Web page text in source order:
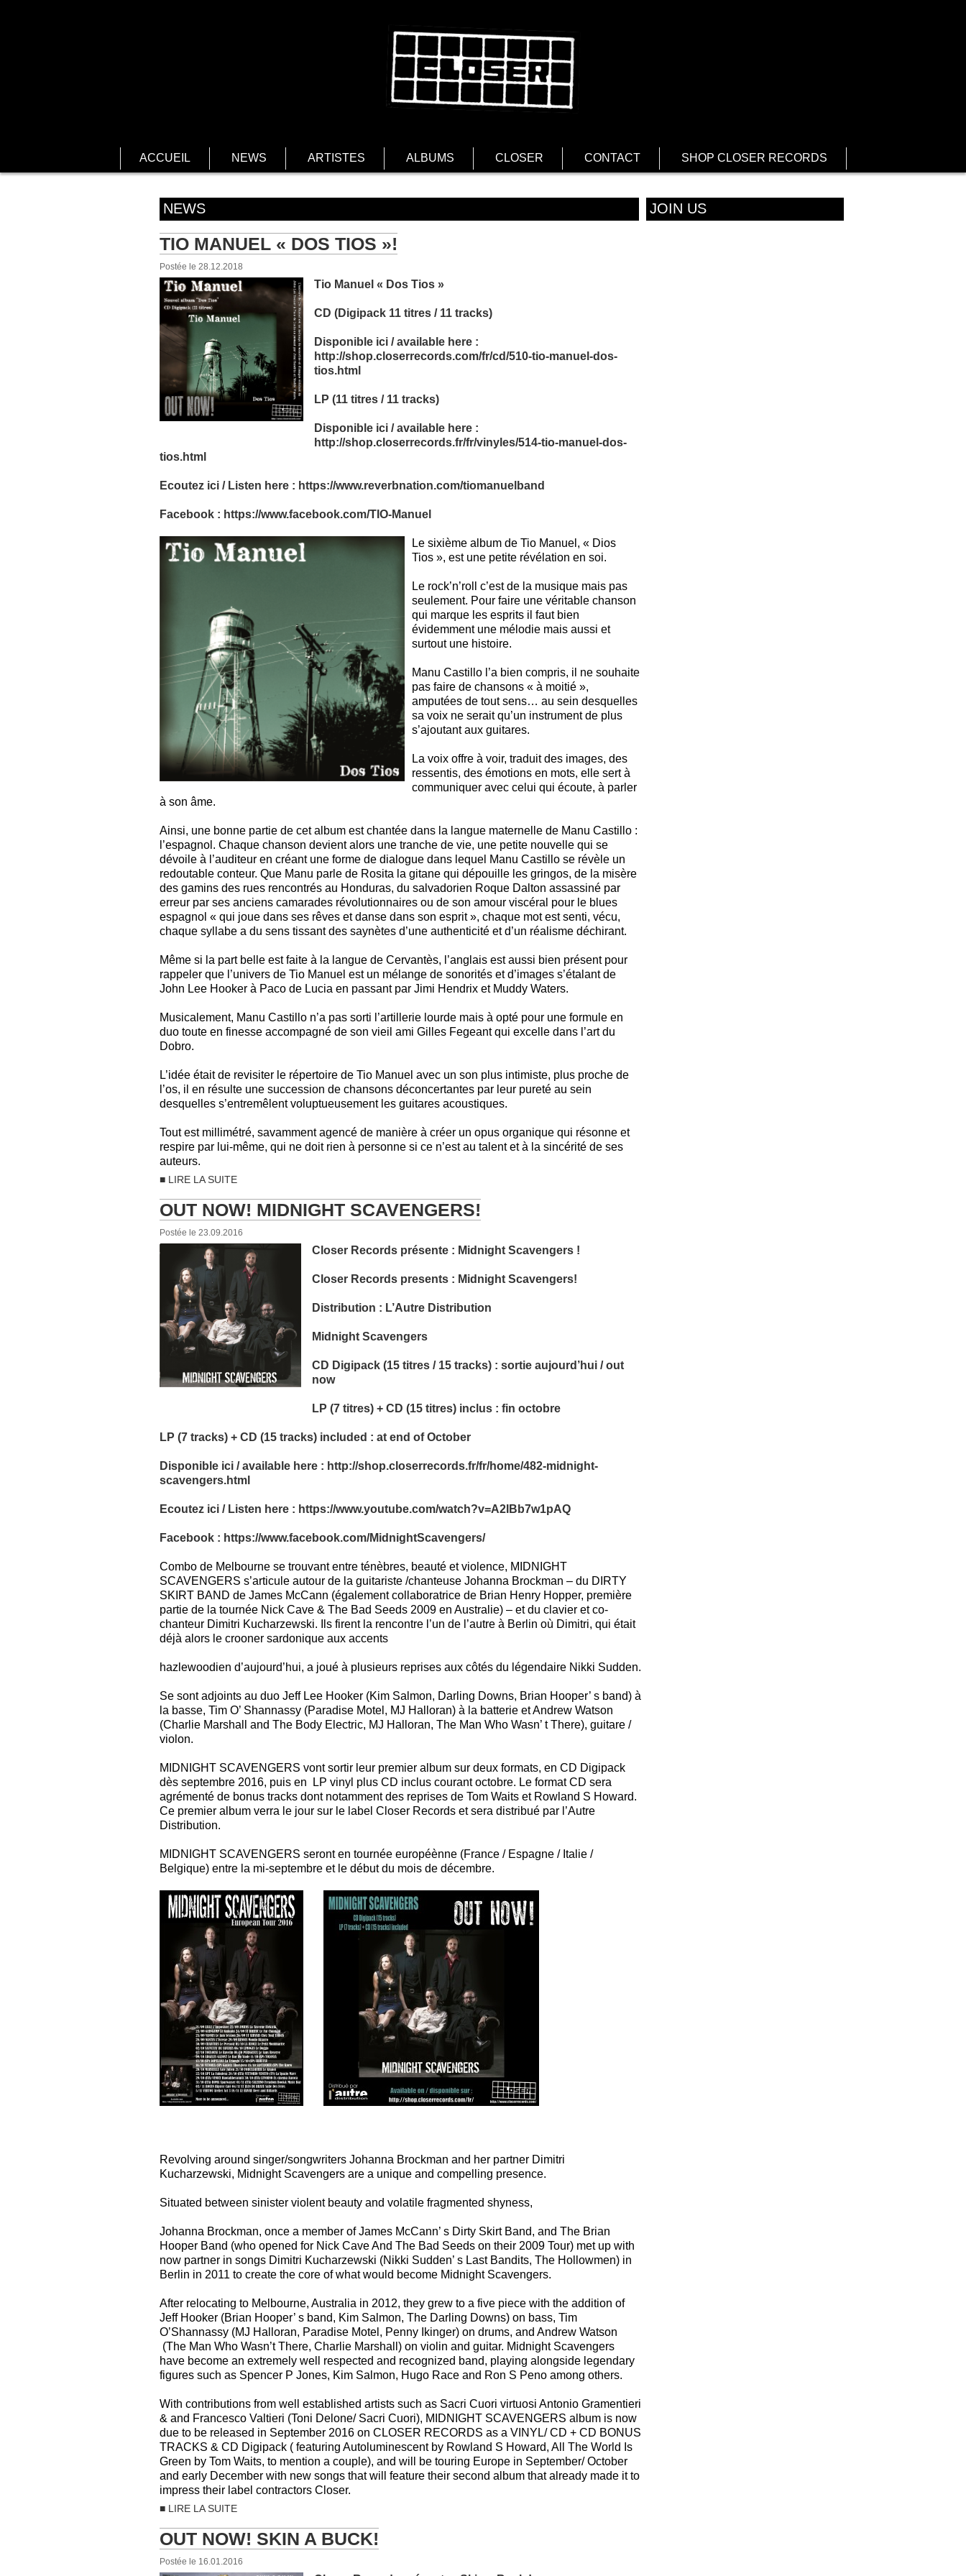
ACCUEIL NEWS ARTISTES ALBUMS CLOSER CONTACT SHOP CLOSER RECORDS
NEWS
TIO MANUEL « DOS TIOS »!
Postée le 28.12.2018
Tio Manuel « Dos Tios »
CD (Digipack 11 titres / 11 tracks)
Disponible ici / available here :
http://shop.closerrecords.com/fr/cd/510-tio-manuel-dos-
tios.html
LP (11 titres / 11 tracks)
Disponible ici / available here :
http://shop.closerrecords.fr/fr/vinyles/514-tio-manuel-dos-
tios.html
Ecoutez ici / Listen here : https://www.reverbnation.com/tiomanuelband
Facebook : https://www.facebook.com/TIO-Manuel
Le sixième album de Tio Manuel, « Dios
Tios », est une petite révélation en soi.
Le rock’n’roll c’est de la musique mais pas
seulement. Pour faire une véritable chanson
qui marque les esprits il faut bien
évidemment une mélodie mais aussi et
surtout une histoire.
Manu Castillo l’a bien compris, il ne souhaite
pas faire de chansons « à moitié »,
amputées de tout sens… au sein desquelles
sa voix ne serait qu’un instrument de plus
s’ajoutant aux guitares.
La voix offre à voir, traduit des images, des
ressentis, des émotions en mots, elle sert à
communiquer avec celui qui écoute, à parler
à son âme.
Ainsi, une bonne partie de cet album est chantée dans la langue maternelle de Manu Castillo :
l’espagnol. Chaque chanson devient alors une tranche de vie, une petite nouvelle qui se
dévoile à l’auditeur en créant une forme de dialogue dans lequel Manu Castillo se révèle un
redoutable conteur. Que Manu parle de Rosita la gitane qui dépouille les gringos, de la misère
des gamins des rues rencontrés au Honduras, du salvadorien Roque Dalton assassiné par
erreur par ses anciens camarades révolutionnaires ou de son amour viscéral pour le blues
espagnol « qui joue dans ses rêves et danse dans son esprit », chaque mot est senti, vécu,
chaque syllabe a du sens tissant des saynètes d’une authenticité et d’un réalisme déchirant.
Même si la part belle est faite à la langue de Cervantès, l’anglais est aussi bien présent pour
rappeler que l’univers de Tio Manuel est un mélange de sonorités et d’images s’étalant de
John Lee Hooker à Paco de Lucia en passant par Jimi Hendrix et Muddy Waters.
Musicalement, Manu Castillo n’a pas sorti l’artillerie lourde mais à opté pour une formule en
duo toute en finesse accompagné de son vieil ami Gilles Fegeant qui excelle dans l’art du
Dobro.
L’idée était de revisiter le répertoire de Tio Manuel avec un son plus intimiste, plus proche de
l’os, il en résulte une succession de chansons déconcertantes par leur pureté au sein
desquelles s’entremêlent voluptueusement les guitares acoustiques.
Tout est millimétré, savamment agencé de manière à créer un opus organique qui résonne et
respire par lui-même, qui ne doit rien à personne si ce n’est au talent et à la sincérité de ses
auteurs.
■ LIRE LA SUITE
OUT NOW! MIDNIGHT SCAVENGERS!
Postée le 23.09.2016
Closer Records présente : Midnight Scavengers !
Closer Records presents : Midnight Scavengers!
Distribution : L’Autre Distribution
Midnight Scavengers
CD Digipack (15 titres / 15 tracks) : sortie aujourd’hui / out
now
LP (7 titres) + CD (15 titres) inclus : fin octobre
LP (7 tracks) + CD (15 tracks) included : at end of October
Disponible ici / available here : http://shop.closerrecords.fr/fr/home/482-midnight-
scavengers.html
Ecoutez ici / Listen here : https://www.youtube.com/watch?v=A2IBb7w1pAQ
Facebook : https://www.facebook.com/MidnightScavengers/
Combo de Melbourne se trouvant entre ténèbres, beauté et violence, MIDNIGHT
SCAVENGERS s’articule autour de la guitariste /chanteuse Johanna Brockman – du DIRTY
SKIRT BAND de James McCann (également collaboratrice de Brian Henry Hopper, première
partie de la tournée Nick Cave & The Bad Seeds 2009 en Australie) – et du clavier et co-
chanteur Dimitri Kucharzewski. Ils firent la rencontre l’un de l’autre à Berlin où Dimitri, qui était
déjà alors le crooner sardonique aux accents
hazlewoodien d’aujourd’hui, a joué à plusieurs reprises aux côtés du légendaire Nikki Sudden.
Se sont adjoints au duo Jeff Lee Hooker (Kim Salmon, Darling Downs, Brian Hooper’ s band) à
la basse, Tim O’ Shannassy (Paradise Motel, MJ Halloran) à la batterie et Andrew Watson
(Charlie Marshall and The Body Electric, MJ Halloran, The Man Who Wasn’ t There), guitare /
violon.
MIDNIGHT SCAVENGERS vont sortir leur premier album sur deux formats, en CD Digipack
dès septembre 2016, puis en LP vinyl plus CD inclus courant octobre. Le format CD sera
agrémenté de bonus tracks dont notamment des reprises de Tom Waits et Rowland S Howard.
Ce premier album verra le jour sur le label Closer Records et sera distribué par l’Autre
Distribution.
MIDNIGHT SCAVENGERS seront en tournée européènne (France / Espagne / Italie /
Belgique) entre la mi-septembre et le début du mois de décembre.
Revolving around singer/songwriters Johanna Brockman and her partner Dimitri
Kucharzewski, Midnight Scavengers are a unique and compelling presence.
Situated between sinister violent beauty and volatile fragmented shyness,
Johanna Brockman, once a member of James McCann’ s Dirty Skirt Band, and The Brian
Hooper Band (who opened for Nick Cave And The Bad Seeds on their 2009 Tour) met up with
now partner in songs Dimitri Kucharzewski (Nikki Sudden’ s Last Bandits, The Hollowmen) in
Berlin in 2011 to create the core of what would become Midnight Scavengers.
After relocating to Melbourne, Australia in 2012, they grew to a five piece with the addition of
Jeff Hooker (Brian Hooper’ s band, Kim Salmon, The Darling Downs) on bass, Tim
O’Shannassy (MJ Halloran, Paradise Motel, Penny Ikinger) on drums, and Andrew Watson
(The Man Who Wasn’t There, Charlie Marshall) on violin and guitar. Midnight Scavengers
have become an extremely well respected and recognized band, playing alongside legendary
figures such as Spencer P Jones, Kim Salmon, Hugo Race and Ron S Peno among others.
With contributions from well established artists such as Sacri Cuori virtuosi Antonio Gramentieri
& and Francesco Valtieri (Toni Delone/ Sacri Cuori), MIDNIGHT SCAVENGERS album is now
due to be released in September 2016 on CLOSER RECORDS as a VINYL/ CD + CD BONUS
TRACKS & CD Digipack ( featuring Autoluminescent by Rowland S Howard, All The World Is
Green by Tom Waits, to mention a couple), and will be touring Europe in September/ October
and early December with new songs that will feature their second album that already made it to
impress their label contractors Closer.
■ LIRE LA SUITE
OUT NOW! SKIN A BUCK!
Postée le 16.01.2016
JOIN US